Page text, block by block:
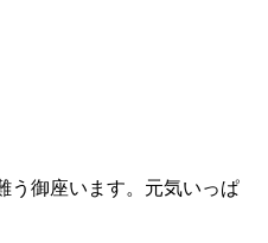
う御座います。元気いっぱ